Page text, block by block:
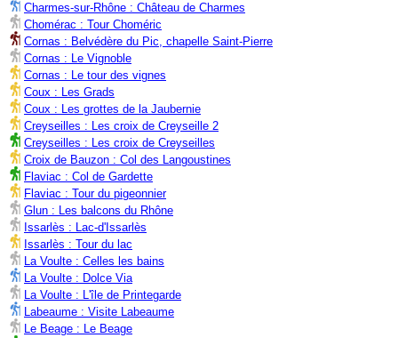
Charmes-sur-Rhône : Château de Charmes
Chomérac : Tour Choméric
Cornas : Belvédère du Pic, chapelle Saint-Pierre
Cornas : Le Vignoble
Cornas : Le tour des vignes
Coux : Les Grads
Coux : Les grottes de la Jaubernie
Creyseilles : Les croix de Creyseille 2
Creyseilles : Les croix de Creyseilles
Croix de Bauzon : Col des Langoustines
Flaviac : Col de Gardette
Flaviac : Tour du pigeonnier
Glun : Les balcons du Rhône
Issarlès : Lac-d'Issarlès
Issarlès : Tour du lac
La Voulte : Celles les bains
La Voulte : Dolce Via
La Voulte : L'île de Printegarde
Labeaume : Visite Labeaume
Le Beage : Le Beage